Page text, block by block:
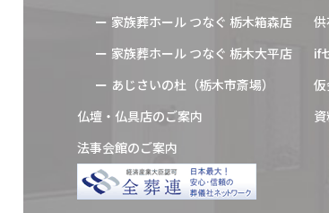
家族葬ホール つなぐ 栃木箱森店
家族葬ホール つなぐ 栃木大平店
あじさいの杜（栃木市斎場）
仏壇・仏具店のご案内
法事会館のご案内
if